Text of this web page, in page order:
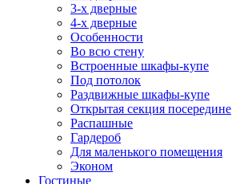
3-х дверные
4-х дверные
Особенности
Во всю стену
Встроенные шкафы-купе
Под потолок
Раздвижные шкафы-купе
Открытая секция посередине
Распашные
Гардероб
Для маленького помещения
Эконом
Гостиные